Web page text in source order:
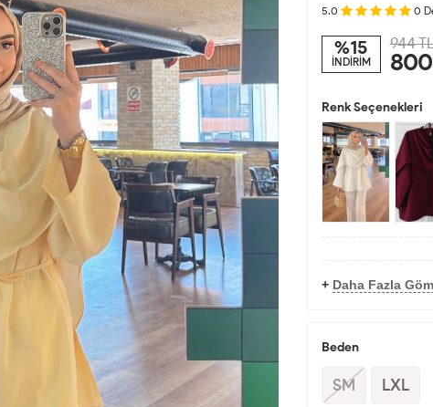
5.0 0
%15
İNDİRİM
944 TL
800
Renk Seçenekleri
+ Daha Fazla
Beden
SM LXL